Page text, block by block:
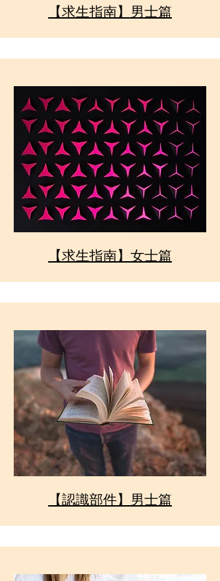
【求生指南】男士篇
【求生指南】女士篇
【認識部件】男士篇